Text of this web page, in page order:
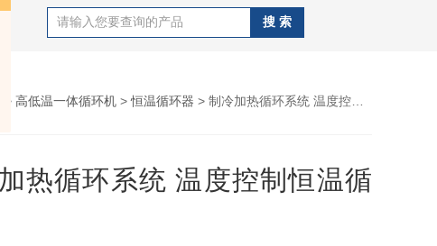
> 高低温一体循环机 >恒温循环器 > 制冷加热循环系统 温度控制恒温循环器
热循环系统 温度控制恒温循